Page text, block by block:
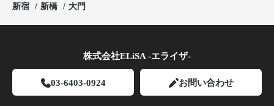
新宿
新橋 大門
株式会社ELiSA -エライザ-
03-6403-0924 お問い合わせ